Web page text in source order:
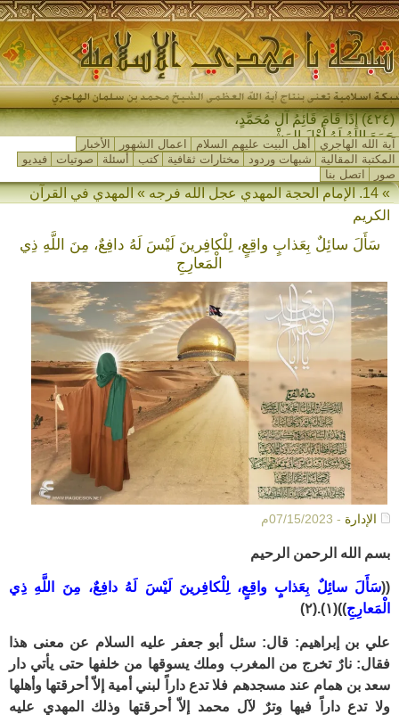
(٤٢٤) إِذَا قَامَ قَائِمُ آلِ مُحَمَّدٍ،
جَمَعَ اللهُ لَهُ أَهْلَ المَشْرِقِ وَ_
آية الله الهاجري أهل البيت عليهم السلام اعمال الشهور
الأخبار
المكتبة المقالية
شبهات وردود مختارات ثقافية كتب أسئلة صوتيات
فيديو
صور
اتصل بنا
» 14. الإمام الحجة المهدي عجل الله فرجه » المهدي في القرآن
الكريم
سَأَلَ سائِلٌ بِعَذابٍ واقِعٍ، لِلْكافِرينَ لَيْسَ لَهُ دافِعٌ، مِنَ اللَّهِ ذِي
الْمَعارِجِ
الإدارة - 07/15/2023م
بسم الله الرحمن الرحيم
((سَأَلَ سائِلٌ بِعَذابٍ واقِعٍ، لِلْكافِرينَ لَيْسَ لَهُ دافِعٌ، مِنَ اللَّهِ ذِي
الْمَعارِجِ))(١).(٢)
علي بن إبراهيم: قال: سئل أبو جعفر عليه السلام عن معنى هذا
فقال: نارٌ تخرج من المغرب وملك يسوقها من خلفها حتى يأتي دار
سعد بن همام عند مسجدهم فلا تدع داراً لبني أمية إلاّ أحرقتها وأهلها
ولا تدع داراً فيها وِترٌ لآل محمد إلاّ أحرقتها وذلك المهدي عليه